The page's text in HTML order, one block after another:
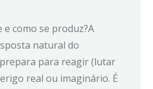
e como se produz?A
natural do
para reagir (lutar
real ou imaginário. É